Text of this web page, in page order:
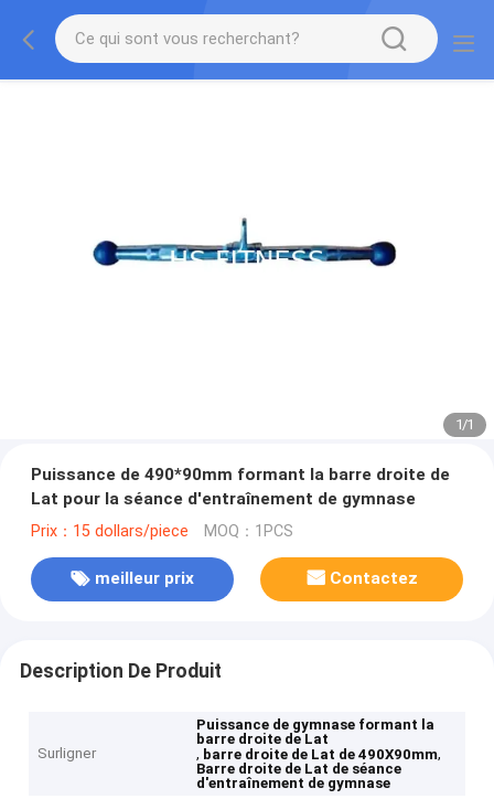
1/1
Puissance de 490*90mm formant la barre droite de
Lat pour la séance d'entraînement de gymnase
Prix：15 dollars/piece MOQ：1PCS
meilleur prix Contactez
Description De Produit
Surligner
Puissance de gymnase formant la
barre droite de Lat
, barre droite de Lat de 490X90mm,
Barre droite de Lat de séance
d'entraînement de gymnase